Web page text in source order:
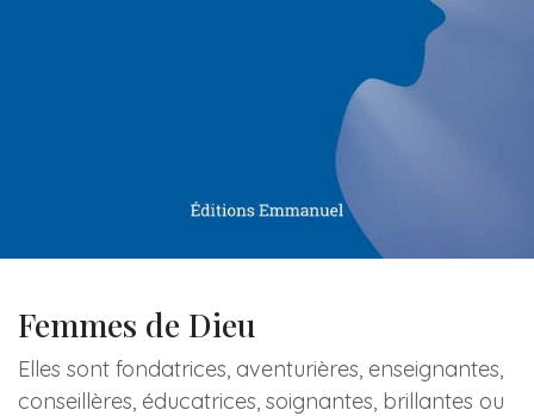
Femmes de Dieu
Elles sont fondatrices, aventurières, enseignantes,
conseillères, éducatrices, soignantes, brillantes ou